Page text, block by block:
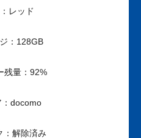
レッド
：128GB
残量：92%
：docomo
：解除済み